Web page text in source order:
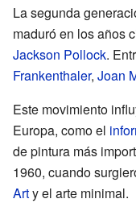
La segunda
maduró en los años
Jackson Pollock.
Frankenthaler, Joan
Este movimiento
Europa, como el
de pintura más
1960, cuando
Arty el arte minimal.